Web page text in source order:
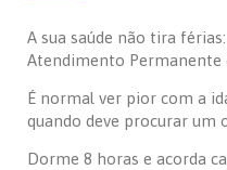
A sua saúde não tira
Atendimento Permanente
É normal ver pior com a
quando deve procurar um
Dorme 8 horas e acorda